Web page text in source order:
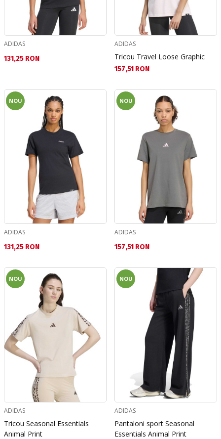
ADIDAS
Текуща цена:
131,25 RON
ADIDAS
Tricou Travel Loose Graphic
Текуща цена:
157,51 RON
NOU
ADIDAS
Текуща цена:
131,25 RON
NOU
ADIDAS
Текуща цена:
157,51 RON
NOU
ADIDAS
Tricou Seasonal Essentials
Animal Print
NOU
ADIDAS
Pantaloni sport Seasonal
Essentials Animal Print